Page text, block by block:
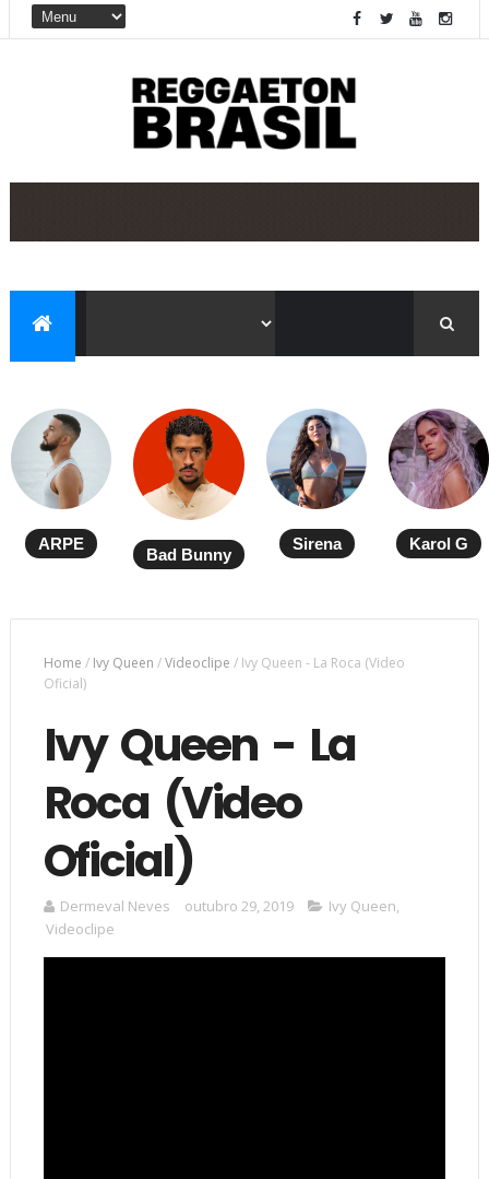
ARPE
Bad Bunny
Sirena Karol G
Home / Ivy Queen /Videoclipe / Ivy Queen - La Roca (Video
Oficial)
Ivy Queen - La
Roca (Video
Oficial)
Dermeval Neves outubro 29, 2019 Ivy Queen,
Videoclipe